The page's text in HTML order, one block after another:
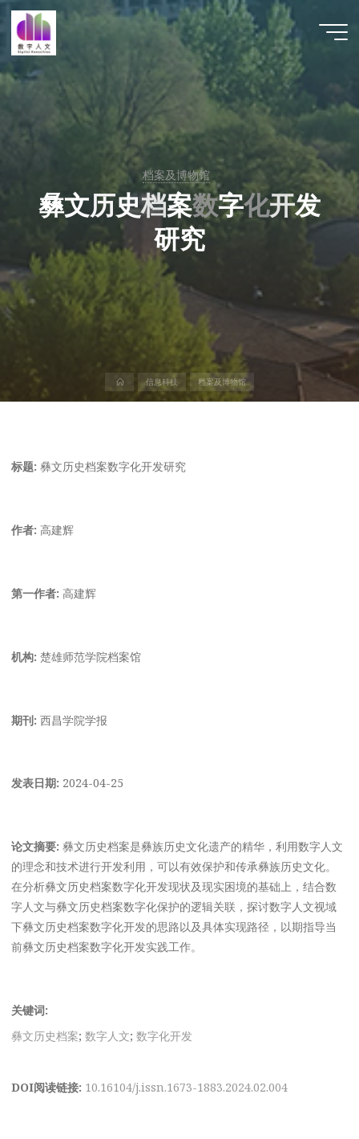
容
DHCN
档案及博物馆
彝文历史档案数字化开发
研究
页
信息科技 档案及博物馆
标题: 彝文历史档案数字化开发研究
作者: 高建辉
第一作者: 高建辉
机构: 楚雄师范学院档案馆
期刊: 西昌学院学报
发表日期: 2024-04-25
论文摘要: 彝文历史档案是彝族历史文化遗产的精华，利用数字人文
的理念和技术进行开发利用，可以有效保护和传承彝族历史文化。
在分析彝文历史档案数字化开发现状及现实困境的基础上，结合数
字人文与彝文历史档案数字化保护的逻辑关联，探讨数字人文视域
下彝文历史档案数字化开发的思路以及具体实现路径，以期指导当
前彝文历史档案数字化开发实践工作。
关键词:
彝文历史档案;数字人文;数字化开发
DOI阅读链接: 10.16104/j.issn.1673-1883.2024.02.004